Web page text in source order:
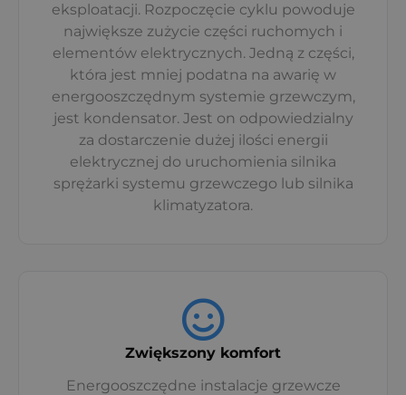
eksploatacji. Rozpoczęcie cyklu powoduje
największe zużycie części ruchomych i
elementów elektrycznych. Jedną z części,
która jest mniej podatna na awarię w
energooszczędnym systemie grzewczym,
jest kondensator. Jest on odpowiedzialny
za dostarczenie dużej ilości energii
elektrycznej do uruchomienia silnika
sprężarki systemu grzewczego lub silnika
klimatyzatora.
Zwiększony komfort
Energooszczędne instalacje grzewcze